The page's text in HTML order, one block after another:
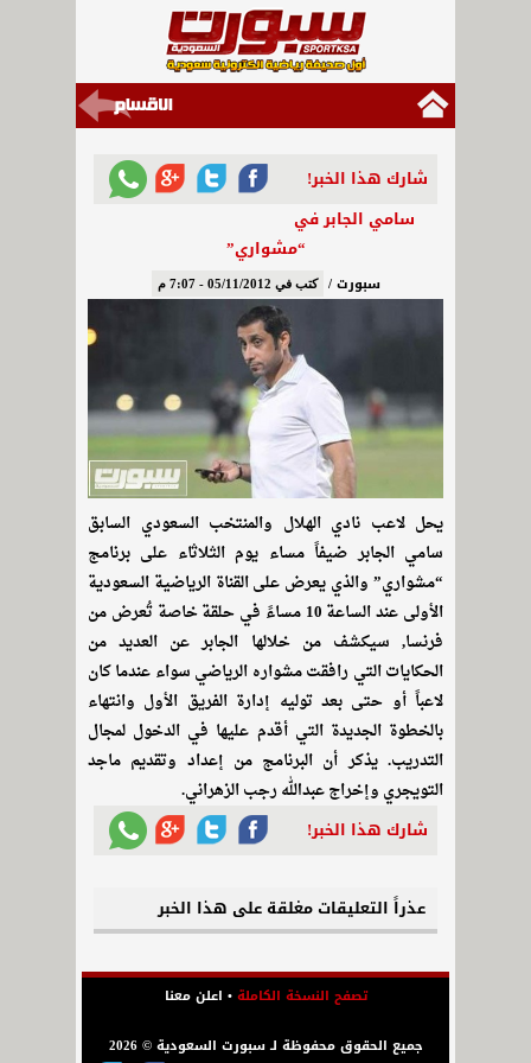
شارك هذا الخبر!
سامي الجابر في
“مشواري”
سبورت / كتب في 05/11/2012 - 7:07 م
يحل لاعب نادي الهلال والمنتخب السعودي السابق
سامي الجابر ضيفاً مساء يوم الثلاثاء على برنامج
“مشواري” والذي يعرض على القناة الرياضية السعودية
الأولى عند الساعة 10 مساءً في حلقة خاصة تُعرض من
فرنسا, سيكشف من خلالها الجابر عن العديد من
الحكايات التي رافقت مشواره الرياضي سواء عندما كان
لاعباً أو حتى بعد توليه إدارة الفريق الأول وانتهاء
بالخطوة الجديدة التي أقدم عليها في الدخول لمجال
التدريب. يذكر أن البرنامج من إعداد وتقديم ماجد
التويجري وإخراج عبدالله رجب الزهراني.
شارك هذا الخبر!
عذراً التعليقات مغلقة على هذا الخبر
تصفح النسخة الكاملة• اعلن معنا
جميع الحقوق محفوظة لـ سبورت السعودية © 2026